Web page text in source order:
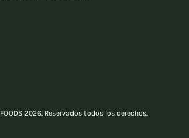
FOODS 2026. Reservados todos los derechos.